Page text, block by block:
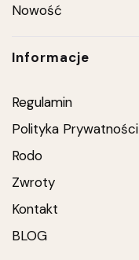
Nowość
Informacje
Regulamin
Polityka Prywatności
Rodo
Zwroty
Kontakt
BLOG